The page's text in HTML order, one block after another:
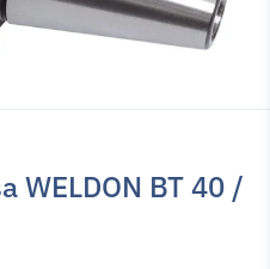
WELDON BT 40 /